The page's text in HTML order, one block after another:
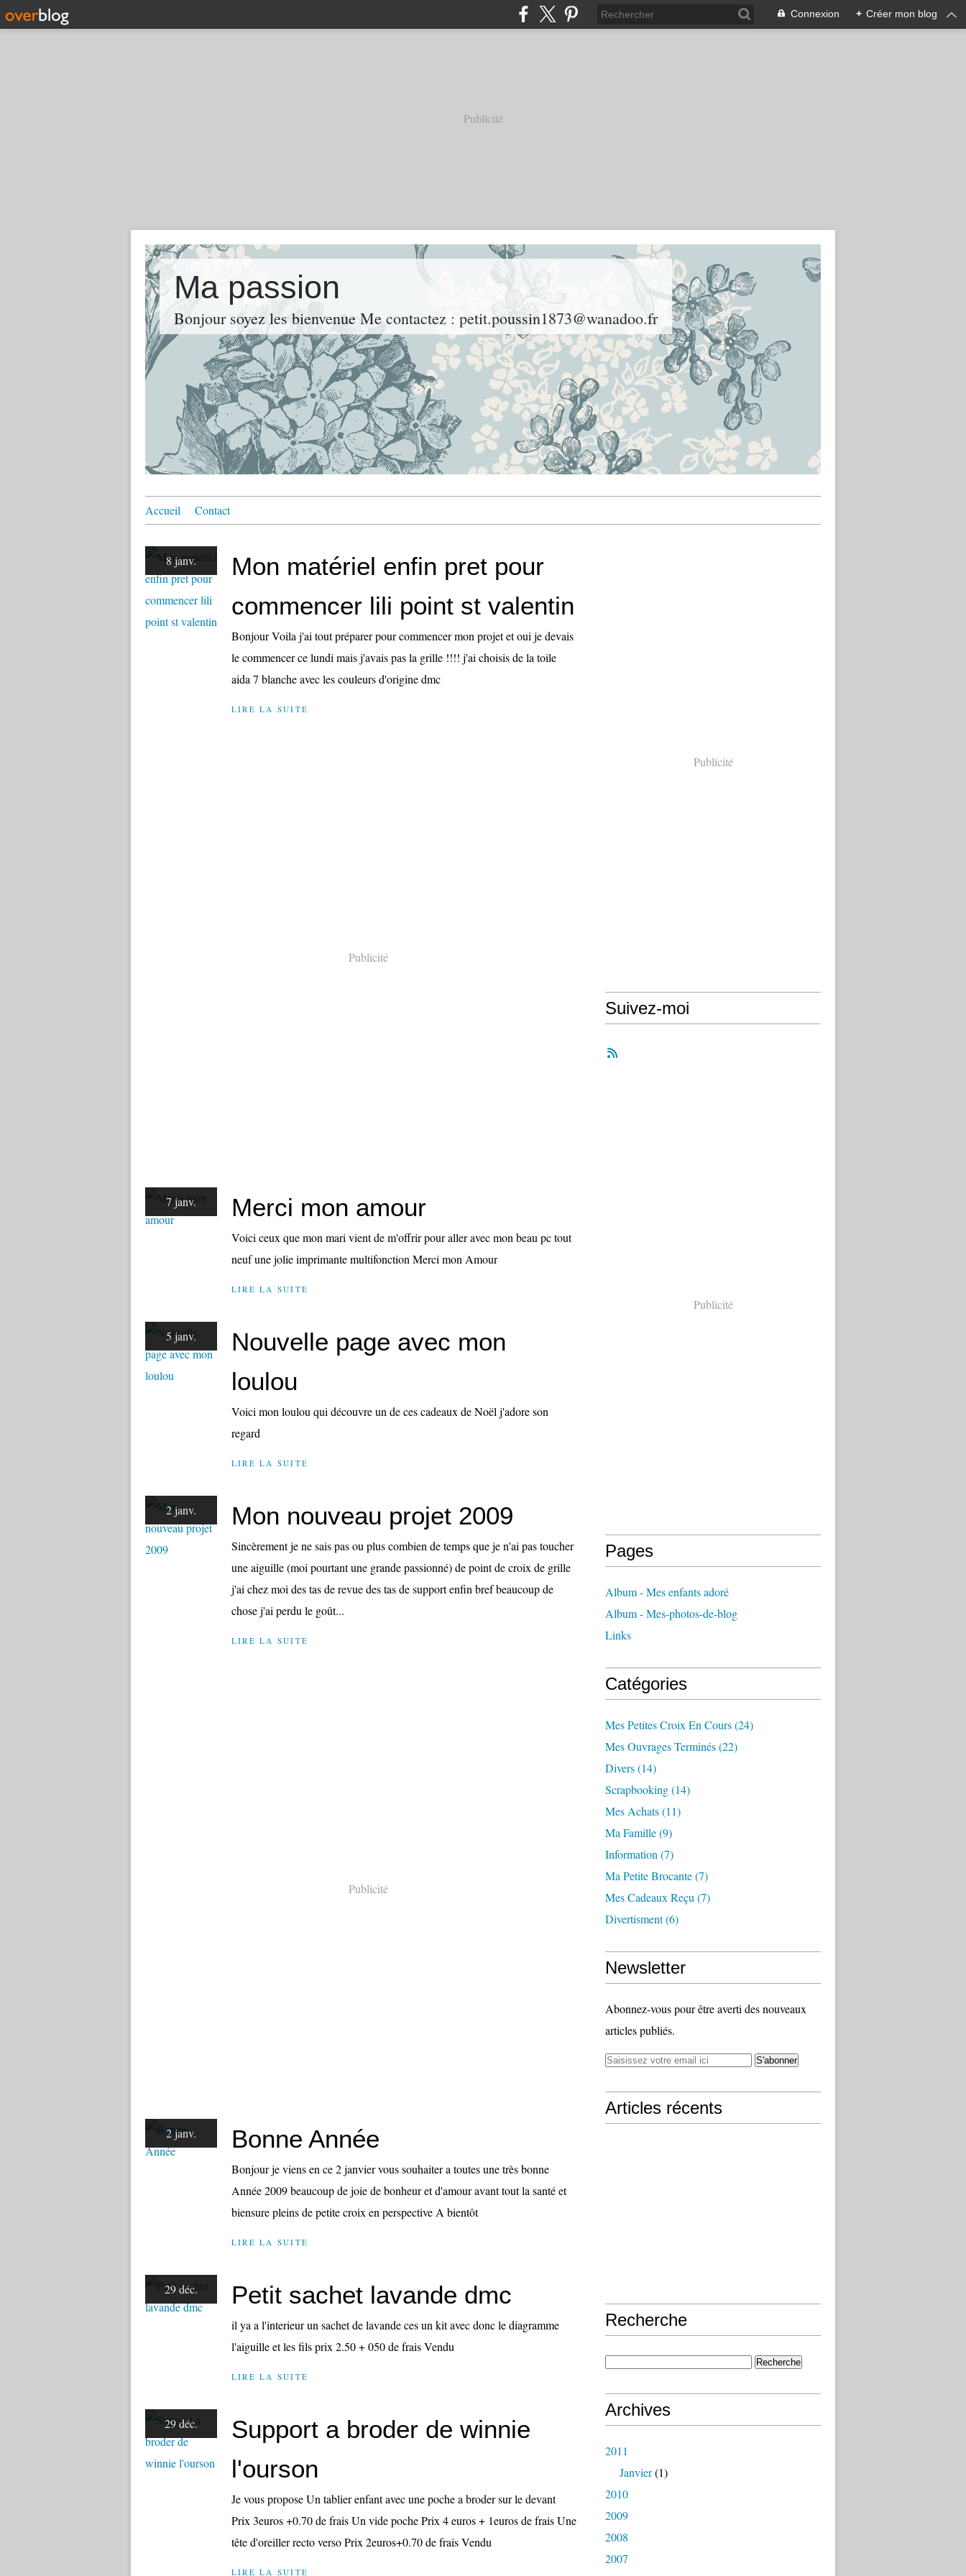
Connexion + Créer mon blog
Publicité
Ma passion
Bonjour soyez les bienvenue Me contactez : petit.poussin1873@wanadoo.fr
Accueil Contact
8 janv.
Mon matériel enfin pret pour
commencer lili point st valentin
Bonjour Voila j'ai tout préparer pour commencer mon projet et oui je devais
le commencer ce lundi mais j'avais pas la grille !!!! j'ai choisis de la toile
aida 7 blanche avec les couleurs d'origine dmc
LIRE LA SUITE
Publicité
7 janv. Merci mon amour
Voici ceux que mon mari vient de m'offrir pour aller avec mon beau pc tout
neuf une jolie imprimante multifonction Merci mon Amour
LIRE LA SUITE
5 janv.
Nouvelle page avec mon
loulou
Voici mon loulou qui découvre un de ces cadeaux de Noël j'adore son
regard
LIRE LA SUITE
2 janv. Mon nouveau projet 2009
Sincèrement je ne sais pas ou plus combien de temps que je n'ai pas toucher
une aiguille (moi pourtant une grande passionné) de point de croix de grille
j'ai chez moi des tas de revue des tas de support enfin bref beaucoup de
chose j'ai perdu le goût...
LIRE LA SUITE
Publicité
2 janv. Bonne Année
Bonjour je viens en ce 2 janvier vous souhaiter a toutes une très bonne
Année 2009 beaucoup de joie de bonheur et d'amour avant tout la santé et
biensure pleins de petite croix en perspective A bientôt
LIRE LA SUITE
29 déc. Petit sachet lavande dmc
il ya a l'interieur un sachet de lavande ces un kit avec donc le diagramme
l'aiguille et les fils prix 2.50 + 050 de frais Vendu
LIRE LA SUITE
29 déc.
Support a broder de winnie
l'ourson
Je vous propose Un tablier enfant avec une poche a broder sur le devant
Prix 3euros +0.70 de frais Un vide poche Prix 4 euros + 1euros de frais Une
tête d'oreiller recto verso Prix 2euros+0.70 de frais Vendu
LIRE LA SUITE
Publicité
Suivez-moi
Publicité
Pages
Album - Mes enfants adoré
Album - Mes-photos-de-blog
Links
Catégories
Mes Petites Croix En Cours(24)
Mes Ouvrages Terminés(22)
Divers(14)
Scrapbooking(14)
Mes Achats(11)
Ma Famille(9)
Information (7)
Ma Petite Brocante(7)
Mes Cadeaux Reçu (7)
Divertisment(6)
Newsletter
Abonnez-vous pour être averti des nouveaux
articles publiés.
Articles récents
Recherche
Archives
2011
Janvier(1)
2010
2009
2008
2007